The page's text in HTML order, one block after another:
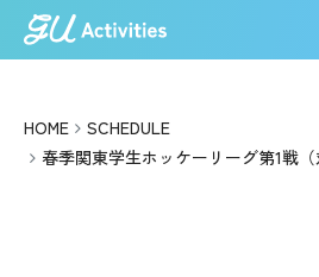
HOME
SCHEDULE
春季関東学生ホッケーリーグ第1戦